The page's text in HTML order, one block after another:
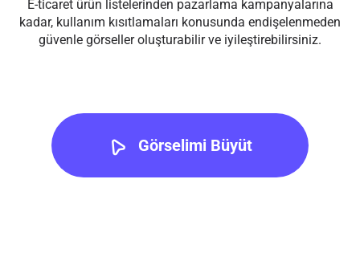
E-ticaret ürün listelerinden pazarlama kampanyalarına
kadar, kullanım kısıtlamaları konusunda endişelenmeden
güvenle görseller oluşturabilir ve iyileştirebilirsiniz.
Görselimi Büyüt